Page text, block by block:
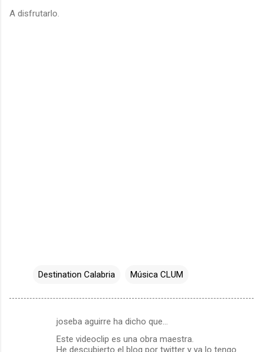
A disfrutarlo.
Destination Calabria Música CLUM
joseba aguirre ha dicho que…
Este videoclip es una obra maestra.
He descubierto el blog por twitter y ya lo tengo